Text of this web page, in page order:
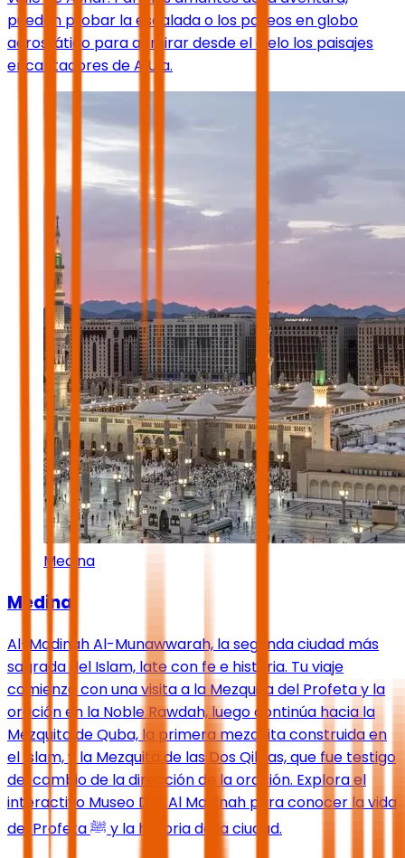
pueden probar la escalada o los paseos en globo
aerostático para admirar desde el cielo los paisajes
encantadores de AlUla.
Medina
Medina
Al-Madinah Al-Munawwarah, la segunda ciudad más
sagrada del Islam, late con fe e historia. Tu viaje
comienza con una visita a la Mezquita del Profeta y la
oración en la Noble Rawdah, luego continúa hacia la
Mezquita de Quba, la primera mezquita construida en
el Islam, y la Mezquita de las Dos Qiblas, que fue testigo
del cambio de la dirección de la oración. Explora el
interactivo Museo Dar Al Madinah para conocer la vida
del Profeta ﷺ y la historia de la ciudad.